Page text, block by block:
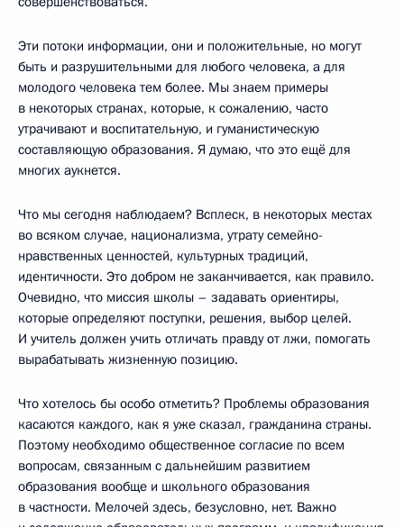
Эти потоки информации, они и положительные, но могут
быть и разрушительными для любого человека, а для
молодого человека тем более. Мы знаем примеры
в некоторых странах, которые, к сожалению, часто
утрачивают и воспитательную, и гуманистическую
составляющую образования. Я думаю, что это ещё для
многих аукнется.
Что мы сегодня наблюдаем? Всплеск, в некоторых местах
во всяком случае, национализма, утрату семейно-
нравственных ценностей, культурных традиций,
идентичности. Это добром не заканчивается, как правило.
Очевидно, что миссия школы – задавать ориентиры,
которые определяют поступки, решения, выбор целей.
И учитель должен учить отличать правду от лжи, помогать
вырабатывать жизненную позицию.
Что хотелось бы особо отметить? Проблемы образования
касаются каждого, как я уже сказал, гражданина страны.
Поэтому необходимо общественное согласие по всем
вопросам, связанным с дальнейшим развитием
образования вообще и школьного образования
в частности. Мелочей здесь, безусловно, нет. Важно